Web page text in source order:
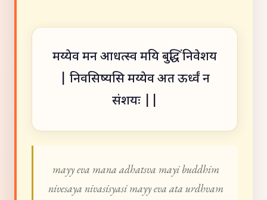
मय्येव मन आधत्स्व मयि बुद्धिं निवेशय
| निवसिष्यसि मय्येव अत ऊर्ध्वं न
संशयः ||
mayy eva mana adhatsva mayi buddhim
nivesaya nivasisyasi mayy eva ata urdhvam